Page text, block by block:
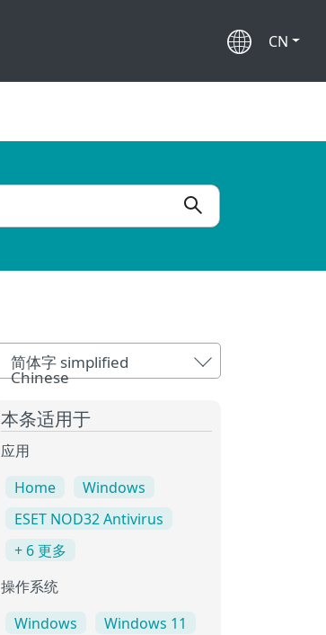
CN
简体字 simplified
Chinese
本条适用于
应用
Home
Windows
ESET NOD32 Antivirus
+ 6 更多
操作系统
Windows
Windows 11